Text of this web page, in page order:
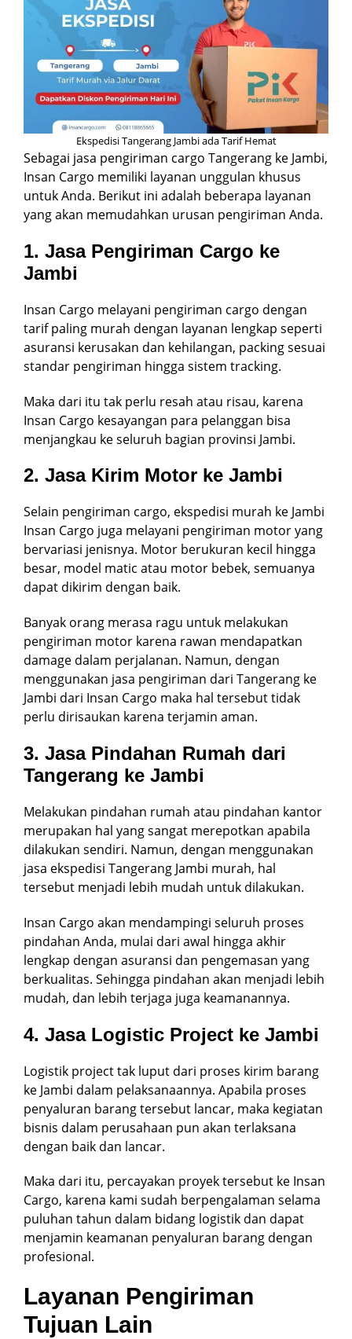
Ekspedisi Tangerang Jambi ada Tarif Hemat
Sebagai jasa pengiriman cargo Tangerang ke Jambi,
Insan Cargo memiliki layanan unggulan khusus
untuk Anda. Berikut ini adalah beberapa layanan
yang akan memudahkan urusan pengiriman Anda.
1. Jasa Pengiriman Cargo ke
Jambi
Insan Cargo melayani pengiriman cargo dengan
tarif paling murah dengan layanan lengkap seperti
asuransi kerusakan dan kehilangan, packing sesuai
standar pengiriman hingga sistem tracking.
Maka dari itu tak perlu resah atau risau, karena
Insan Cargo kesayangan para pelanggan bisa
menjangkau ke seluruh bagian provinsi Jambi.
2. Jasa Kirim Motor ke Jambi
Selain pengiriman cargo, ekspedisi murah ke Jambi
Insan Cargo juga melayani pengiriman motor yang
bervariasi jenisnya. Motor berukuran kecil hingga
besar, model matic atau motor bebek, semuanya
dapat dikirim dengan baik.
Banyak orang merasa ragu untuk melakukan
pengiriman motor karena rawan mendapatkan
damage dalam perjalanan. Namun, dengan
menggunakan jasa pengiriman dari Tangerang ke
Jambi dari Insan Cargo maka hal tersebut tidak
perlu dirisaukan karena terjamin aman.
3. Jasa Pindahan Rumah dari
Tangerang ke Jambi
Melakukan pindahan rumah atau pindahan kantor
merupakan hal yang sangat merepotkan apabila
dilakukan sendiri. Namun, dengan menggunakan
jasa ekspedisi Tangerang Jambi murah, hal
tersebut menjadi lebih mudah untuk dilakukan.
Insan Cargo akan mendampingi seluruh proses
pindahan Anda, mulai dari awal hingga akhir
lengkap dengan asuransi dan pengemasan yang
berkualitas. Sehingga pindahan akan menjadi lebih
mudah, dan lebih terjaga juga keamanannya.
4. Jasa Logistic Project ke Jambi
Logistik project tak luput dari proses kirim barang
ke Jambi dalam pelaksanaannya. Apabila proses
penyaluran barang tersebut lancar, maka kegiatan
bisnis dalam perusahaan pun akan terlaksana
dengan baik dan lancar.
Maka dari itu, percayakan proyek tersebut ke Insan
Cargo, karena kami sudah berpengalaman selama
puluhan tahun dalam bidang logistik dan dapat
menjamin keamanan penyaluran barang dengan
profesional.
Layanan Pengiriman
Tujuan Lain